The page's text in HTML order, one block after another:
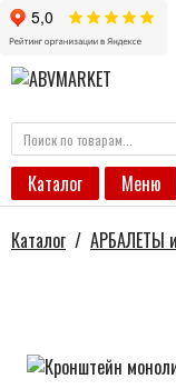
Каталог Меню
Каталог / АРБАЛЕТЫ